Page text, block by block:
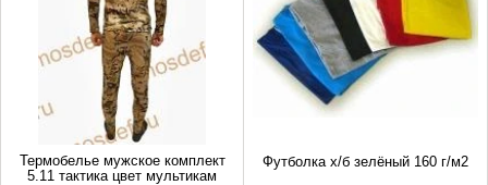
Термобелье мужское комплект
5.11 тактика цвет мультикам
Футболка х/б зелёный 160 г/м2